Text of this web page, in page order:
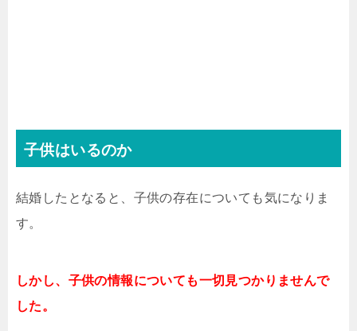
子供はいるのか
結婚したとなると、子供の存在についても気になりま
す。
しかし、子供の情報についても一切見つかりませんで
した。